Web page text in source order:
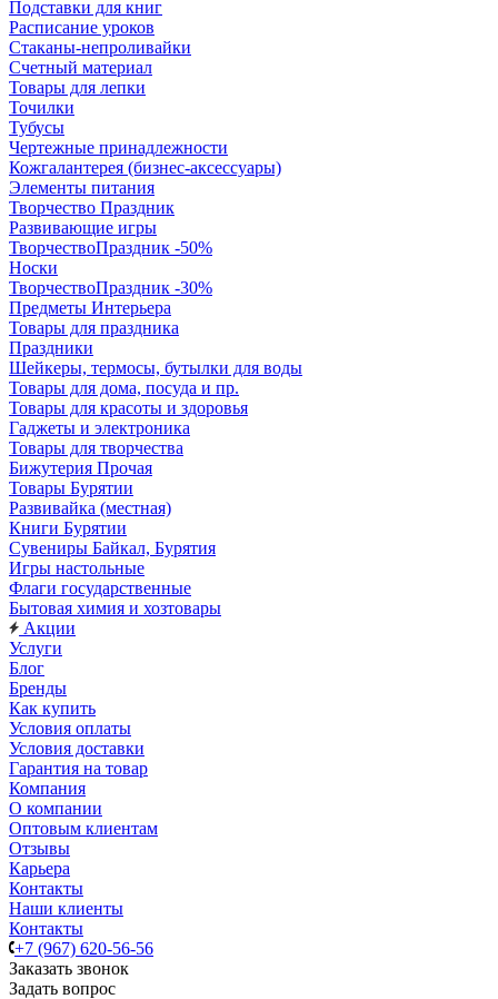
Подставки для книг
Расписание уроков
Стаканы-непроливайки
Счетный материал
Товары для лепки
Точилки
Тубусы
Чертежные принадлежности
Кожгалантерея (бизнес-аксессуары)
Элементы питания
Творчество Праздник
Развивающие игры
ТворчествоПраздник -50%
Носки
ТворчествоПраздник -30%
Предметы Интерьера
Товары для праздника
Праздники
Шейкеры, термосы, бутылки для воды
Товары для дома, посуда и пр.
Товары для красоты и здоровья
Гаджеты и электроника
Товары для творчества
Бижутерия Прочая
Товары Бурятии
Развивайка (местная)
Книги Бурятии
Сувениры Байкал, Бурятия
Игры настольные
Флаги государственные
Бытовая химия и хозтовары
Акции
Услуги
Блог
Бренды
Как купить
Условия оплаты
Условия доставки
Гарантия на товар
Компания
О компании
Оптовым клиентам
Отзывы
Карьера
Контакты
Наши клиенты
Контакты
+7 (967) 620-56-56
Заказать звонок
Задать вопрос